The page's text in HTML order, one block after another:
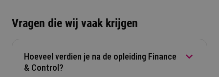
Vragen die wij vaak krijgen
Hoeveel verdien je na de opleiding Finance
& Control?